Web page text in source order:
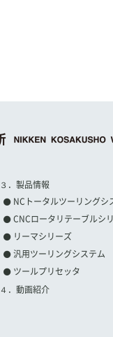
３．製品情報
NCトータルツーリングシ
CNCロータリテーブルシ
リーマシリーズ
汎用ツーリングシステム
ツールプリセッタ
４．動画紹介